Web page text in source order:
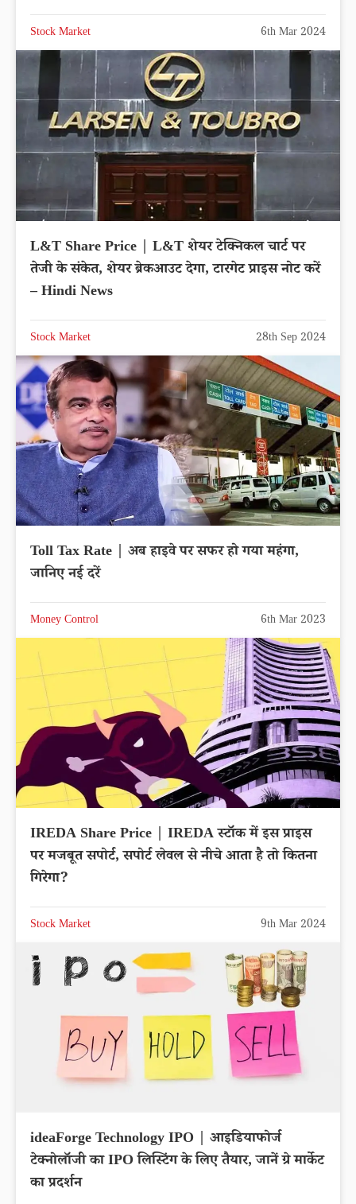
Stock Market 6th Mar 2024
L&T Share Price | L&T शेयर टेक्निकल चार्ट पर
तेजी के संकेत, शेयर ब्रेकआउट देगा, टारगेट प्राइस नोट करें
– Hindi News
Stock Market 28th Sep 2024
Toll Tax Rate | अब हाइवे पर सफर हो गया महंगा,
जानिए नई दरें
Money Control 6th Mar 2023
IREDA Share Price | IREDA स्टॉक में इस प्राइस
पर मजबूत सपोर्ट, सपोर्ट लेवल से नीचे आता है तो कितना
गिरेगा?
Stock Market 9th Mar 2024
ideaForge Technology IPO | आइडियाफोर्ज
टेक्नोलॉजी का IPO लिस्टिंग के लिए तैयार, जानें ग्रे मार्केट
का प्रदर्शन